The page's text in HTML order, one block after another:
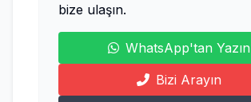
bize ulaşın.
WhatsApp'tan Yazın
Bizi Arayın